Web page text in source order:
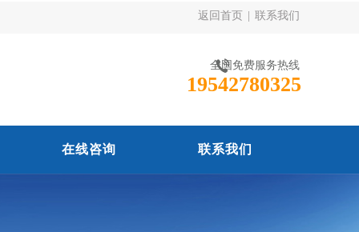
返回首页 联系我们
全国免费服务热线
19542780325
在线咨询 联系我们